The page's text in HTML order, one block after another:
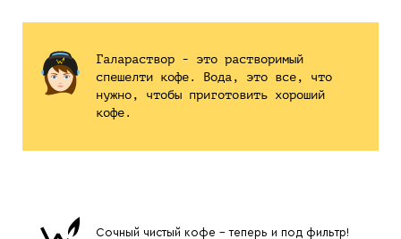
Галараствор - это растворимый
спешелти кофе. Вода, это все, что
нужно, чтобы приготовить хороший
кофе.
Сочный чистый кофе - теперь и под фильтр!